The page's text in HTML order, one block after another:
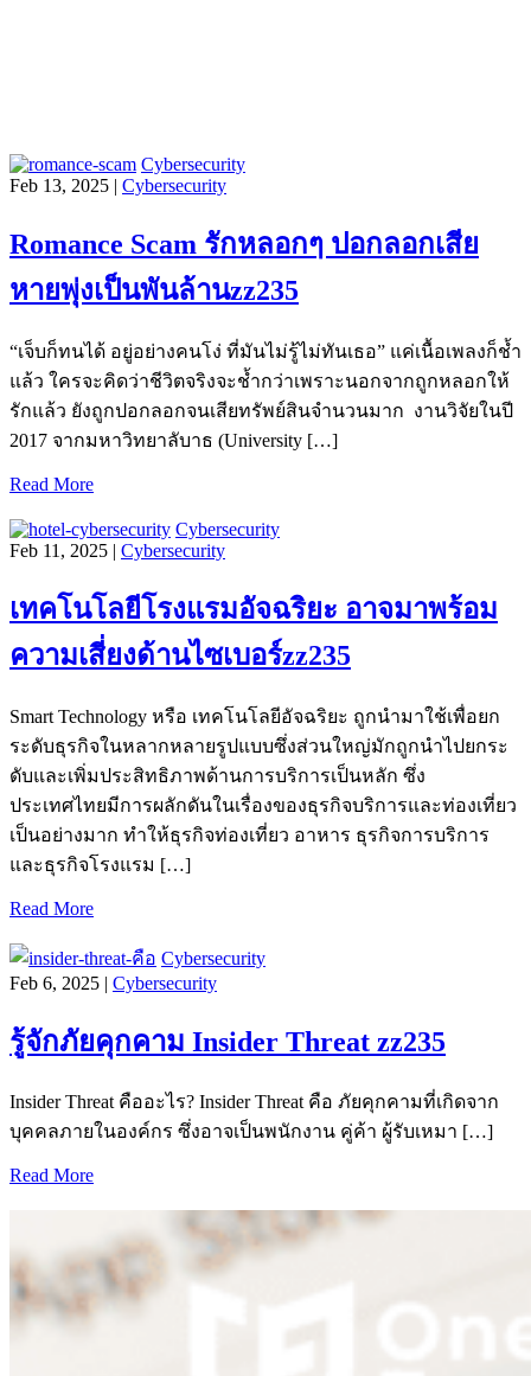
Cybersecurity
Feb 13, 2025 | Cybersecurity
Romance Scam รักหลอกๆ ปอกลอกเสีย
หายพุ่งเป็นพันล้านzz235
“เจ็บก็ทนได้ อยู่อย่างคนโง่ ที่มันไม่รู้ไม่ทันเธอ” แค่เนื้อเพลงก็ช้ำ
แล้ว ใครจะคิดว่าชีวิตจริงจะช้ำกว่าเพราะนอกจากถูกหลอกให้
รักแล้ว ยังถูกปอกลอกจนเสียทรัพย์สินจำนวนมาก งานวิจัยในปี
2017 จากมหาวิทยาลับาธ (University […]
Read More
Cybersecurity
Feb 11, 2025 | Cybersecurity
เทคโนโลยีโรงแรมอัจฉริยะ อาจมาพร้อม
ความเสี่ยงด้านไซเบอร์zz235
Smart Technology หรือ เทคโนโลยีอัจฉริยะ ถูกนำมาใช้เพื่อยก
ระดับธุรกิจในหลากหลายรูปแบบซึ่งส่วนใหญ่มักถูกนำไปยกระ
ดับและเพิ่มประสิทธิภาพด้านการบริการเป็นหลัก ซึ่ง
ประเทศไทยมีการผลักดันในเรื่องของธุรกิจบริการและท่องเที่ยว
เป็นอย่างมาก ทำให้ธุรกิจท่องเที่ยว อาหาร ธุรกิจการบริการ
และธุรกิจโรงแรม […]
Read More
Cybersecurity
Feb 6, 2025 | Cybersecurity
รู้จักภัยคุกคาม Insider Threat zz235
Insider Threat คืออะไร? Insider Threat คือ ภัยคุกคามที่เกิดจาก
บุคคลภายในองค์กร ซึ่งอาจเป็นพนักงาน คู่ค้า ผู้รับเหมา […]
Read More